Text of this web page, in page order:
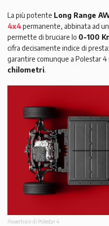
La più potente Long Range
4x4permanente, abbinata ad
permette di bruciare lo 0-100
cifra decisamente indice di
garantire comunque a Polestar 4
chilometri.
Powertrain di Polestar 4